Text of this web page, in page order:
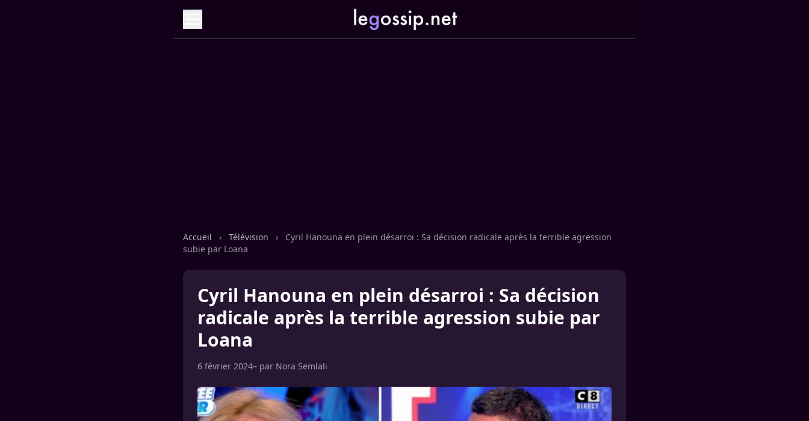
Accueil › Télévision ›
Cyril Hanouna en plein désarroi : Sa décision radicale après la terrible agression
subie par Loana
Cyril Hanouna en plein désarroi : Sa décision
radicale après la terrible agression subie par
Loana
6 février 2024– par Nora Semlali